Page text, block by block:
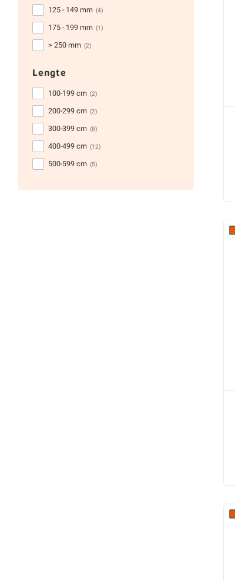
125 - 149 mm (4)
175 - 199 mm (1)
> 250 mm (2)
Lengte
100-199 cm (2)
200-299 cm (2)
300-399 cm (8)
400-499 cm (12)
500-599 cm (5)